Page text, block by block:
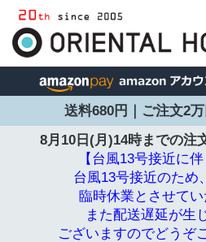
送料680円｜ご注文2
8月10日(月)14時までの注
【台風13号接近に
台風13号接近のため
臨時休業とさせてい
また配送遅延が生
ございますのでどうぞ